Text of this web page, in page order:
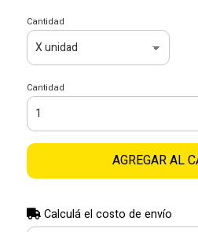
Cantidad
Cantidad
AGREGAR AL
Calculá el costo de envío